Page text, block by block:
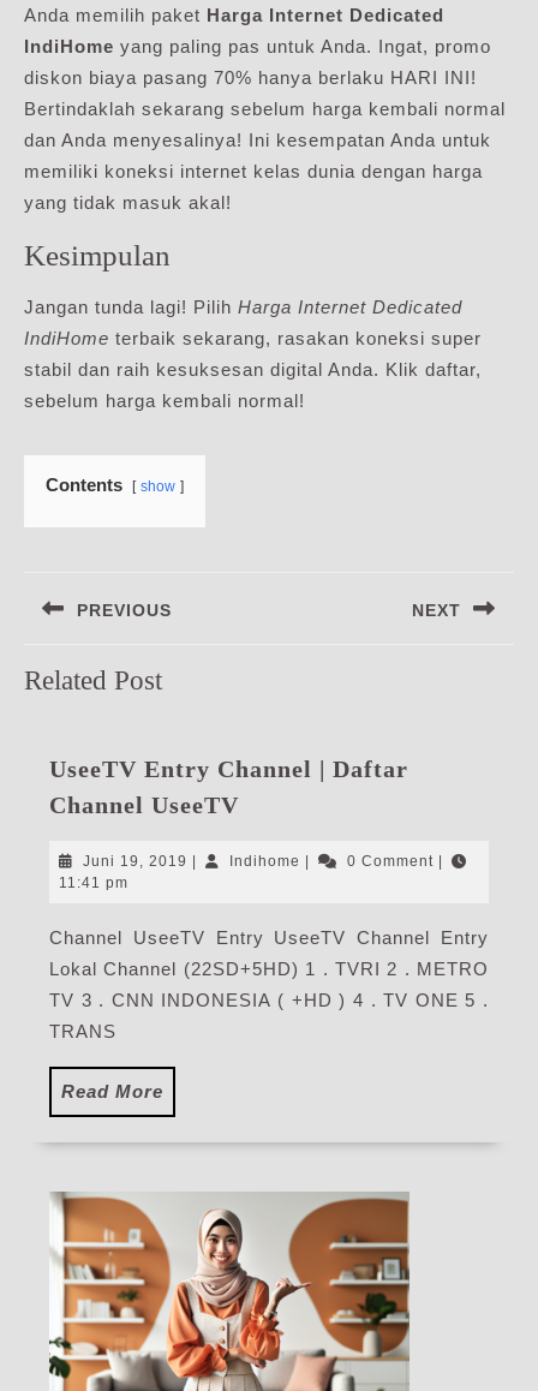
Anda memilih paket Harga Internet Dedicated
IndiHome yang paling pas untuk Anda. Ingat, promo
diskon biaya pasang 70% hanya berlaku HARI INI!
Bertindaklah sekarang sebelum harga kembali normal
dan Anda menyesalinya! Ini kesempatan Anda untuk
memiliki koneksi internet kelas dunia dengan harga
yang tidak masuk akal!
Kesimpulan
Jangan tunda lagi! Pilih Harga Internet Dedicated
IndiHome terbaik sekarang, rasakan koneksi super
stabil dan raih kesuksesan digital Anda. Klik daftar,
sebelum harga kembali normal!
Contents show
pos
PREVIOUS
post:
NEXT
Related Post
UseeTV Entry Channel | Daftar
Channel UseeTVUseeTV
Channel
Channel
UseeTV
Juni 19, 2019 Juni
| Indihome Indihome
| 0 Comment |
11:41 pm
Channel UseeTV Entry UseeTV Channel Entry
Lokal Channel (22SD+5HD) 1 . TVRI 2 . METRO
TV 3 . CNN INDONESIA ( +HD ) 4 . TV ONE 5 .
TRANS
Read More
More